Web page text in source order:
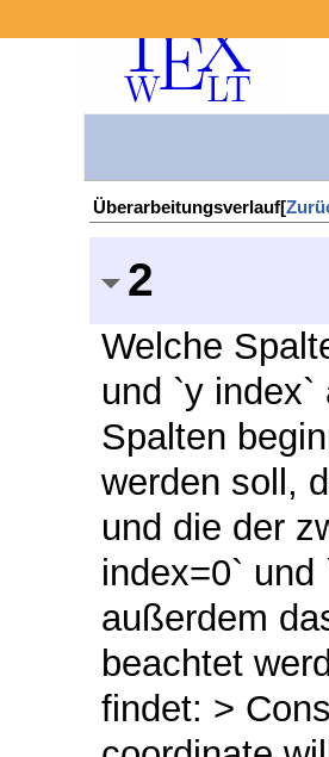
Überarbeitungsverlauf[
2
Welche
und `y index`
Spalten
werden soll,
und die der
index=0`
außerdem
beachtet
findet: >